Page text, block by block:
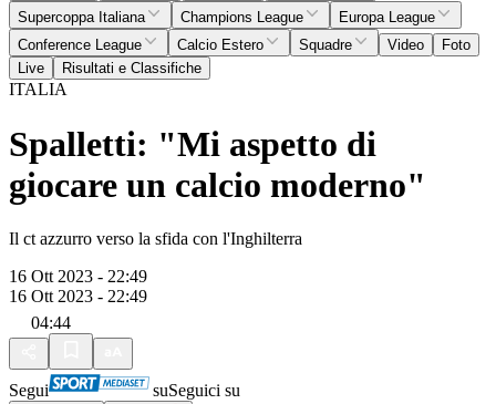
Supercoppa Italiana
Champions League
Europa League
Conference League
Calcio Estero Squadre Video
Foto
Live
Risultati e Classifiche
ITALIA
Spalletti: "Mi aspetto di
giocare un calcio moderno"
Il ct azzurro verso la sfida con l'Inghilterra
16 Ott 2023 - 22:49
16 Ott 2023 - 22:49
04:44
Segui suSeguici su